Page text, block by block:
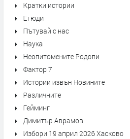
Кратки истории
Етюди
Пътувай с нас
Наука
Неопитомените Родопи
Фактор 7
Истории извън Новините
Различните
Гейминг
Димитър Аврамов
Избори 19 април 2026 Хасково